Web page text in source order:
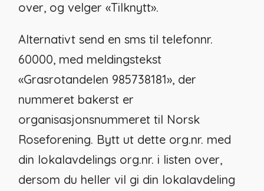
over, og velger «Tilknytt».
Alternativt send en sms til telefonnr.
60000, med meldingstekst
«Grasrotandelen 985738181», der
nummeret bakerst er
organisasjonsnummeret til Norsk
Roseforening. Bytt ut dette org.nr. med
din lokalavdelings org.nr. i listen over,
dersom du heller vil gi din lokalavdeling